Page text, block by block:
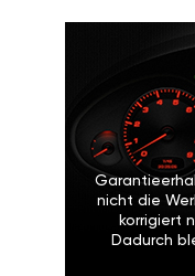
nicht die
korrigiert
Dadurch